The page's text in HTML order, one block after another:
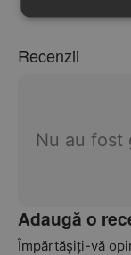
Recenzii
Nu au fost
Adaugă o
Împărtășiți-vă